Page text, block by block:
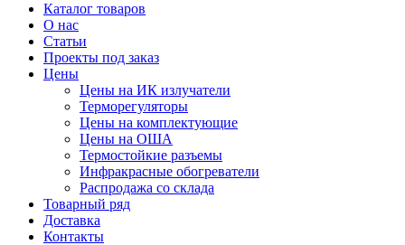
Каталог товаров
О нас
Статьи
Проекты под заказ
Цены
Цены на ИК излучатели
Терморегуляторы
Цены на комплектующие
Цены на ОША
Термостойкие разъемы
Инфракрасные обогреватели
Распродажа со склада
Товарный ряд
Доставка
Контакты